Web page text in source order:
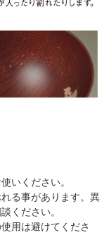
いください。
る事があります。異
ください。
用は避けてくださ